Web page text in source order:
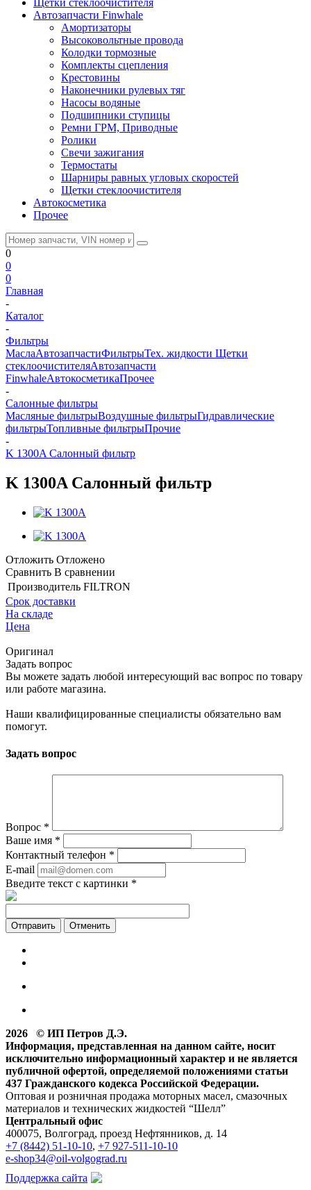
Щетки стеклоочистителя
Автозапчасти Finwhale
Амортизаторы
Высоковольтные провода
Колодки тормозные
Комплекты сцепления
Крестовины
Наконечники рулевых тяг
Насосы водяные
Подшипники ступицы
Ремни ГРМ, Приводные
Ролики
Свечи зажигания
Термостаты
Шарниры равных угловых скоростей
Щетки стеклоочистителя
Автокосметика
Прочее
0
0
0
Главная
-
Каталог
-
Фильтры
МаслаАвтозапчастиФильтрыТех. жидкости Щетки
стеклоочистителяАвтозапчасти
FinwhaleАвтокосметикаПрочее
-
Салонные фильтры
Масляные фильтрыВоздушные фильтрыГидравлические
фильтрыТопливные фильтрыПрочие
-
K 1300A Салонный фильтр
K 1300A Салонный фильтр
Отложить Отложено
Сравнить В сравнении
Производитель FILTRON
Срок доставки
На складе
Цена
Оригинал
Задать вопрос
Вы можете задать любой интересующий вас вопрос по товару
или работе магазина.
Наши квалифицированные специалисты обязательно вам
помогут.
Задать вопрос
Вопрос *
Ваше имя *
Контактный телефон *
E-mail
Введите текст с картинки *
Отменить
2026 © ИП Петров Д.Э.
Информация, представленная на данном сайте, носит
исключительно информационный характер и не является
публичной офертой, определяемой положениями статьи
437 Гражданского кодекса Российской Федерации.
Оптовая и розничная продажа моторных масел, смазочных
материалов и технических жидкостей “Шелл”
Центральный офис
400075, Волгоград, проезд Нефтянников, д. 14
+7 (8442) 51-10-10, +7 927-511-10-10
e-shop34@oil-volgograd.ru
Поддержка сайта